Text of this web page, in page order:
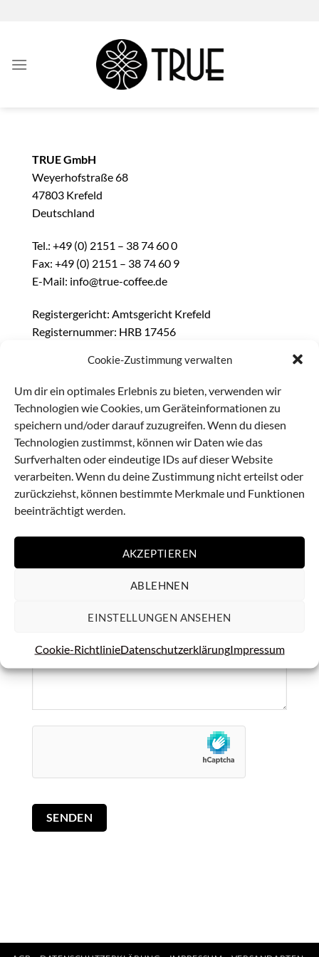
Cookie-Zustimmung verwalten
Um dir ein optimales Erlebnis zu bieten, verwenden wir
Technologien wie Cookies, um Geräteinformationen zu
speichern und/oder darauf zuzugreifen. Wenn du diesen
Technologien zustimmst, können wir Daten wie das
Surfverhalten oder eindeutige IDs auf dieser Website
verarbeiten. Wenn du deine Zustimmung nicht erteilst oder
zurückziehst, können bestimmte Merkmale und Funktionen
beeinträchtigt werden.
AKZEPTIEREN
ABLEHNEN
EINSTELLUNGEN ANSEHEN
Cookie-RichtlinieDatenschutzerklärungImpressum
TRUE GmbH
Weyerhofstraße 68
47803 Krefeld
Deutschland
Tel.: +49 (0) 2151 – 38 74 60 0
Fax: +49 (0) 2151 – 38 74 60 9
E-Mail: info@true-coffee.de
Registergericht: Amtsgericht Krefeld
Registernummer: HRB 17456
E-Mail